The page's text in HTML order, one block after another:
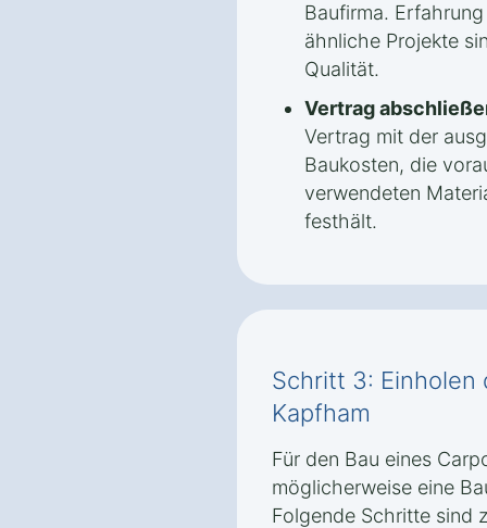
Baufirma.
ähnliche Projekte
Qualität.
Vertrag
Vertrag mit der
Baukosten, die
verwendeten
festhält.
Schritt 3: Einholen
Kapfham
Für den Bau eines
möglicherweise eine
Folgende Schritte sind